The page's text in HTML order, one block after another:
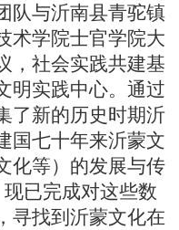
队与沂南县青驼镇
术学院士官学院大
，社会实践共建基
明实践中心。通过
了新的历史时期沂
国七十年来沂蒙文
化等）的发展与传
已完成对这些数
寻找到沂蒙文化在